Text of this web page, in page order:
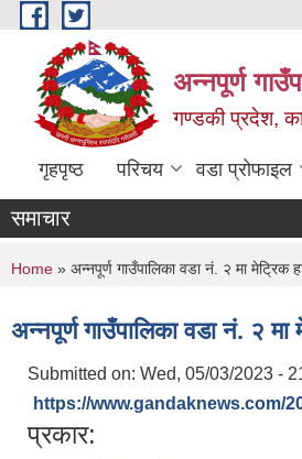
Skip to main content
अन्नपूर्ण
गण्डकी प्रदेश,
गृहपृष्ठ परिचय वडा प्रोफाइल
समाचार
You are here
Home » अन्नपूर्ण गाउँपालिका वडा नं. २ मा मेट्रिक
अन्नपूर्ण गाउँपालिका वडा नं. २
Submitted on: Wed, 05/03/2023 -
https://www.gandaknews.com/
प्रकार: